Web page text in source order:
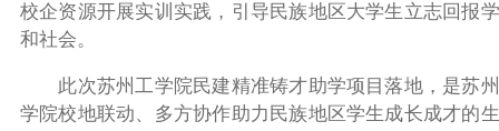
校企资源开展实训实践，引导民族地区大学生 立志回报
和社会。
此次苏州工学院民建精准铸才助学项目落地，是苏
学院校地联动、多方协作助力民族地区学生成长成才的